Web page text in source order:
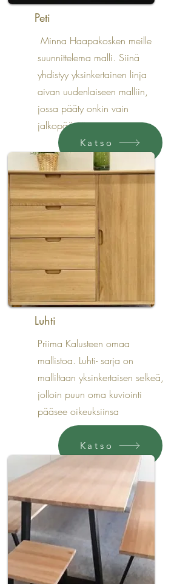
Peti
Minna Haapakosken meille
suunnittelema malli. Siinä
yhdistyy yksinkertainen linja
aivan uudenlaiseen malliin,
jossa pääty onkin vain
jalkopäässä.
Katso
Luhti
Priima Kalusteen omaa
mallistoa. Luhti- sarja on
malliltaan yksinkertaisen selkeä,
jolloin puun oma kuviointi
pääsee oikeuksiinsa
Katso